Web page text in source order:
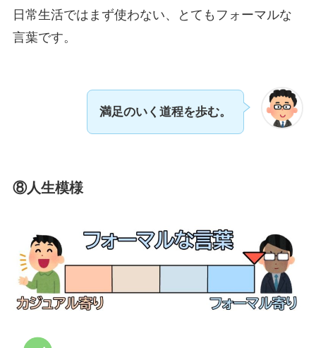
日常生活ではまず使わない、とてもフォーマルな
言葉です。
満足のいく道程を歩む。
⑧人生模様